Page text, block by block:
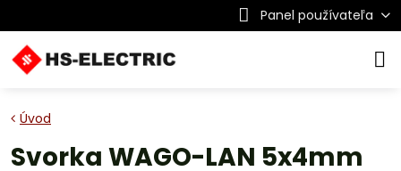
Panel používateľa
Úvod
Svorka WAGO-LAN 5x4mm